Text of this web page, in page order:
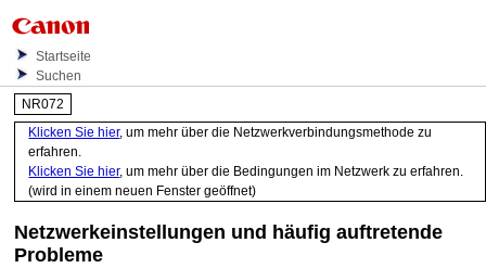
Startseite
Suchen
NR072
Klicken Sie hier, um mehr über die Netzwerkverbindungsmethode zu
erfahren.
Klicken Sie hier, um mehr über die Bedingungen im Netzwerk zu erfahren.
(wird in einem neuen Fenster geöffnet)
Netzwerkeinstellungen und häufig auftretende
Probleme